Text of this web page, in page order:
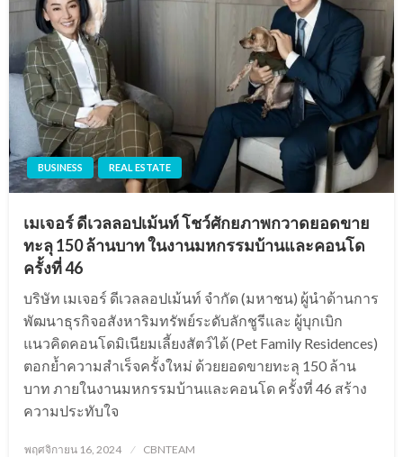
BUSINESS REAL ESTATE
เมเจอร์ ดีเวลลอปเม้นท์ โชว์ศักยภาพกวาดยอดขาย
ทะลุ 150 ล้านบาท ในงานมหกรรมบ้านและคอนโด
ครั้งที่ 46
บริษัท เมเจอร์ ดีเวลลอปเม้นท์ จำกัด (มหาชน) ผู้นำด้านการ
พัฒนาธุรกิจอสังหาริมทรัพย์ระดับลักชูรีและ ผู้บุกเบิก
แนวคิดคอนโดมิเนียมเลี้ยงสัตว์ได้ (Pet Family Residences)
ตอกย้ำความสำเร็จครั้งใหม่ ด้วยยอดขายทะลุ 150 ล้าน
บาท ภายในงานมหกรรมบ้านและคอนโด ครั้งที่ 46 สร้าง
ความประทับใจ
Posted
พฤศจิกายน 16, 2024 CBNTEAM